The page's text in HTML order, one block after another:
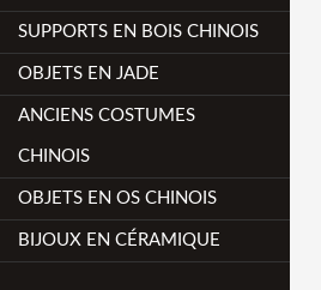
SUPPORTS EN BOIS CHINOIS
OBJETS EN JADE
ANCIENS COSTUMES
CHINOIS
OBJETS EN OS CHINOIS
BIJOUX EN CÉRAMIQUE